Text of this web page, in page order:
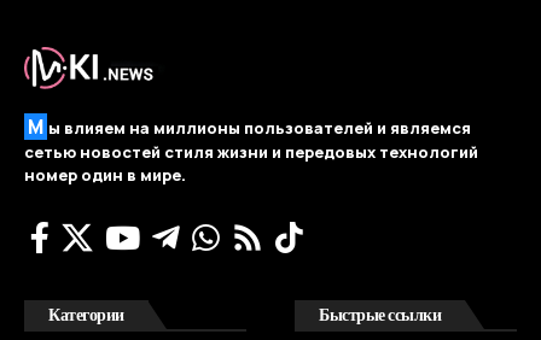
М ы влияем на миллионы пользователей и являемся
сетью новостей стиля жизни и передовых технологий
номер один в мире.
Категории Быстрые ссылки